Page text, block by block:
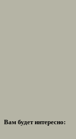
Вам будет интересно: